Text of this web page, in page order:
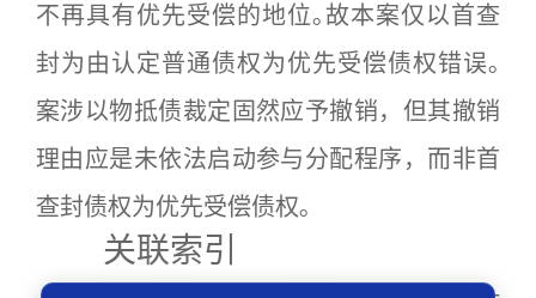
不再具有优先受偿的地位｡故本案仅以首查
封为由认定普通债权为优先受偿债权错误｡
案涉以物抵债裁定固然应予撤销，但其撤销
理由应是未依法启动参与分配程序，而非首
查封债权为优先受偿债权｡
关联索引